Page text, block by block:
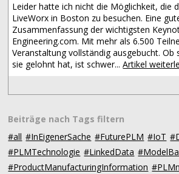
Leider hatte ich nicht die Möglichkeit, die
LiveWorx in Boston zu besuchen. Eine
Zusammenfassung der wichtigsten
Engineering.com. Mit mehr als 6.500
Veranstaltung vollständig ausgebucht. Ob
sie gelohnt hat, ist schwer...Artikel
Beiträge nach Tags filtern
#all #InEigenerSache #FuturePLM #IoT
#PLMTechnologie #LinkedData
#ProductManufacturingInformation